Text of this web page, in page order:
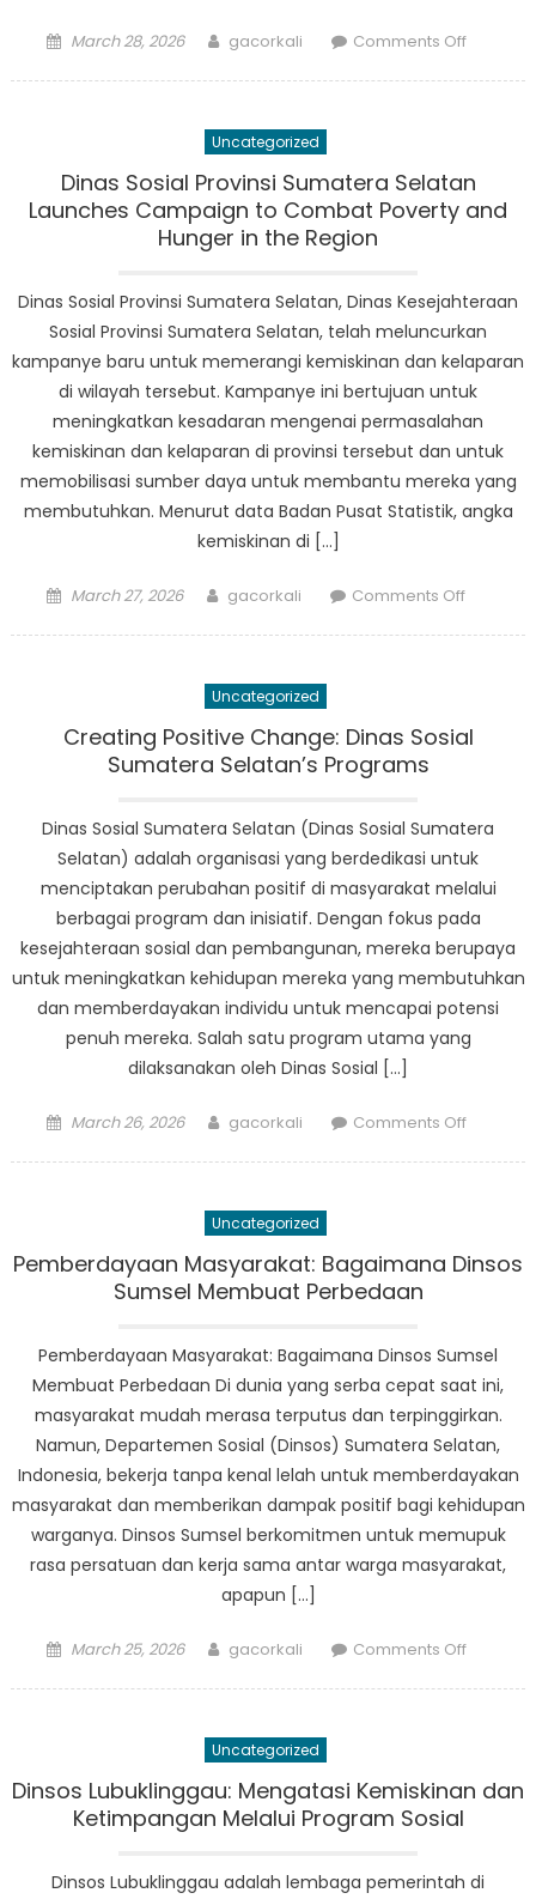
Posted
March 28, 2026 Author
gacorkali Comments Offon
Prov
Sumsel
Uncategorized
Dinas Sosial Provinsi Sumatera Selatan
Launches Campaign to Combat Poverty and
Hunger in the Region
Dinas Sosial Provinsi Sumatera Selatan, Dinas Kesejahteraan
Sosial Provinsi Sumatera Selatan, telah meluncurkan
kampanye baru untuk memerangi kemiskinan dan kelaparan
di wilayah tersebut. Kampanye ini bertujuan untuk
meningkatkan kesadaran mengenai permasalahan
kemiskinan dan kelaparan di provinsi tersebut dan untuk
memobilisasi sumber daya untuk membantu mereka yang
membutuhkan. Menurut data Badan Pusat Statistik, angka
kemiskinan di […]
Posted
March 27, 2026 Author
gacorkali Comments Offon
Selatan
Combat
Poverty
and
Hunger
in
the
Region
Uncategorized
Creating Positive Change: Dinas Sosial
Sumatera Selatan’s Programs
Dinas Sosial Sumatera Selatan (Dinas Sosial Sumatera
Selatan) adalah organisasi yang berdedikasi untuk
menciptakan perubahan positif di masyarakat melalui
berbagai program dan inisiatif. Dengan fokus pada
kesejahteraan sosial dan pembangunan, mereka berupaya
untuk meningkatkan kehidupan mereka yang membutuhkan
dan memberdayakan individu untuk mencapai potensi
penuh mereka. Salah satu program utama yang
dilaksanakan oleh Dinas Sosial […]
Posted
March 26, 2026 Author
gacorkali Comments Offon
Sosial
Uncategorized
Pemberdayaan Masyarakat: Bagaimana Dinsos
Sumsel Membuat Perbedaan
Pemberdayaan Masyarakat: Bagaimana Dinsos Sumsel
Membuat Perbedaan Di dunia yang serba cepat saat ini,
masyarakat mudah merasa terputus dan terpinggirkan.
Namun, Departemen Sosial (Dinsos) Sumatera Selatan,
Indonesia, bekerja tanpa kenal lelah untuk memberdayakan
masyarakat dan memberikan dampak positif bagi kehidupan
warganya. Dinsos Sumsel berkomitmen untuk memupuk
rasa persatuan dan kerja sama antar warga masyarakat,
apapun […]
Posted
March 25, 2026 Author
gacorkali Comments Offon
Sumsel
Uncategorized
Dinsos Lubuklinggau: Mengatasi Kemiskinan dan
Ketimpangan Melalui Program Sosial
Dinsos Lubuklinggau adalah lembaga pemerintah di